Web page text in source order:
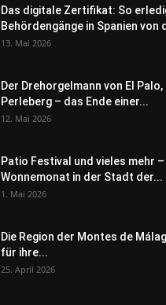
Das digitale Zertifikat: So
Behördengänge in Spanien von
13. Mai 2026
Der Drehorgelmann von El
Perleberg – das Ende einer...
12. Mai 2026
Patio Festival und vieles mehr –
Wonnemonat in der Stadt der...
1. Mai 2026
Die Region der Montes de
für ihre...
25. April 2026